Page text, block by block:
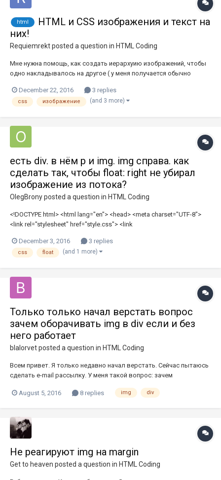
html
HTML и CSS изображения и текст на
них!
Requiemrektposted a question in HTML Coding
Мне нужна помощь, как создать иерархуию изображений, чтобы
одно накладывалось на другое ( у меня получается обычно
вопорос, как на это изображение налепить текст, который был
бы кликабелен?
December 22, 2016 3 replies
css изображение (and 3 more)
есть div. в нём p и img. img справа. как
сделать так, чтобы float: right не убирал
изображение из потока?
OlegBronyposted a question in HTML Coding
<!DOCTYPE html> <html lang="en"> <head> <meta charset="UTF-8">
<link rel="stylesheet" href="style.css"> <link
family=Open+Sans:300,300i,400,400i,700|Raleway:200"
rel="stylesheet"> <title>Content</title> </head> <body> <div id="all">
December 3, 2016 3 replies
css float (and 1 more)
Только только начал верстать вопрос
зачем оборачивать img в div если и без
него работает
blalorvetposted a question in HTML Coding
Всем привет. Я только недавно начал верстать. Сейчас пытаюсь
сделать e-mail рассылку. У меня такой вопрос: зачем
width="138" valign="top" style="margin: 0; padding: 0; padding-top:
August 5, 2016 8 replies img div
Не реагируют img на margin
Get to heaven posted a question in HTML Coding